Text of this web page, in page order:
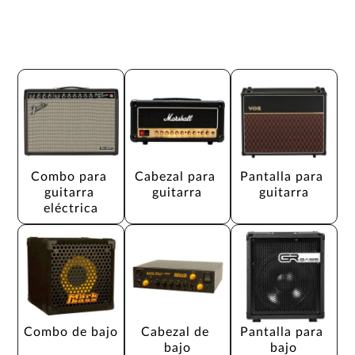
Combo para
guitarra
eléctrica
Cabezal para
guitarra
Pantalla para
guitarra
Combo de bajo
Cabezal de
bajo
Pantalla para
bajo